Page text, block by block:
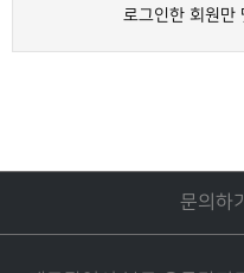
로그인한 회원만
문의하기